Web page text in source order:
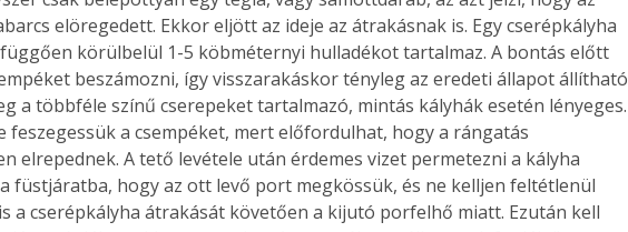
elöregedett. Ekkor eljött az ideje az átrakásnak is. Egy cserépkályha
körülbelül 1-5 köbméternyi hulladékot tartalmaz. A bontás előtt
beszámozni, így visszarakáskor tényleg az eredeti állapot állítható
a többféle színű cserepeket tartalmazó, mintás kályhák esetén lényeges.
feszegessük a csempéket, mert előfordulhat, hogy a rángatás
elrepednek. A tető levétele után érdemes vizet permetezni a kályha
füstjáratba, hogy az ott levő port megkössük, és ne kelljen feltétlenül
a cserépkályha átrakását követően a kijutó porfelhő miatt. Ezután kell